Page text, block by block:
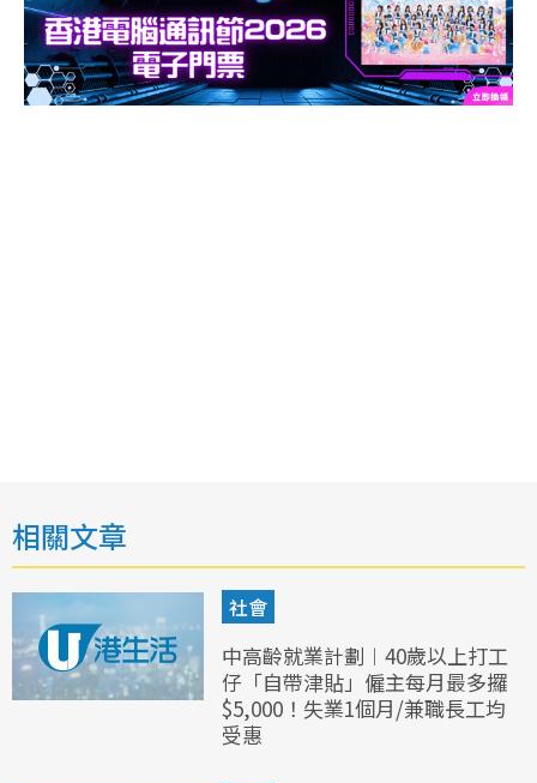
相關文章
社會
中高齡就業計劃︱40歲以上打工
仔「自帶津貼」僱主每月最多攞
$5,000！失業1個月/兼職長工均
受惠